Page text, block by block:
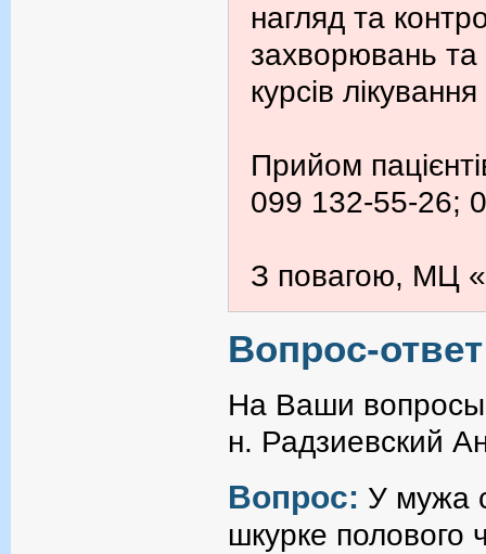
нагляд та
захворювань
курсів лікування
Прийом
099 132-55-26;
З повагою, МЦ
Вопрос-
На Ваши вопросы
н. Радзиевский
Вопрос: У мужа
шкурке полового